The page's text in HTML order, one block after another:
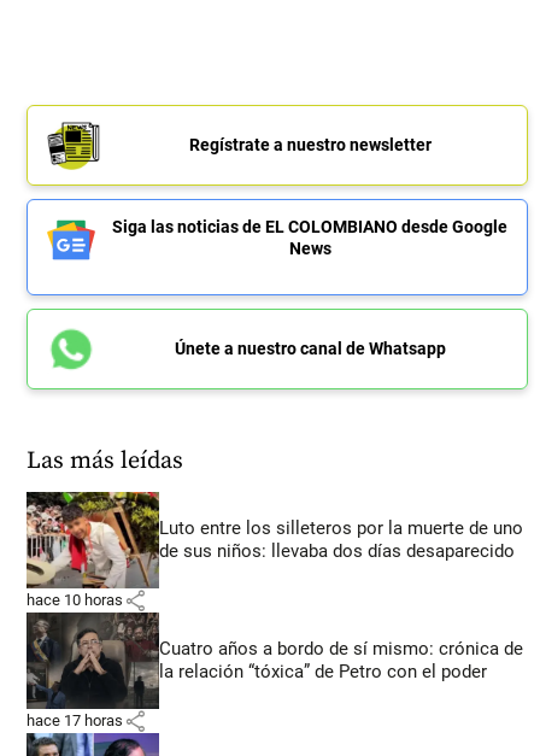
Regístrate a nuestro newsletter
Siga las noticias de EL COLOMBIANO desde Google
News
Únete a nuestro canal de Whatsapp
Las más leídas
Luto entre los silleteros por la muerte de uno
de sus niños: llevaba dos días desaparecido
hace 10 horas share
Cuatro años a bordo de sí mismo: crónica de
la relación “tóxica” de Petro con el poder
hace 17 horas share